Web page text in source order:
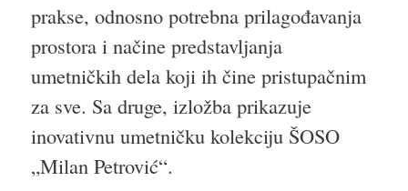
prakse, odnosno potrebna prilagođavanja
prostora i načine predstavljanja
umetničkih dela koji ih čine pristupačnim
za sve. Sa druge, izložba prikazuje
inovativnu umetničku kolekciju ŠOSO
„Milan Petrović“.